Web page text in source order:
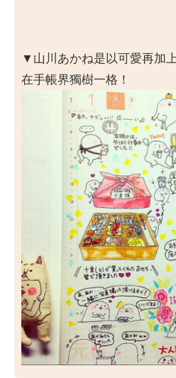
▼山川あかね是以可愛再加
在手帳界獨樹一格！